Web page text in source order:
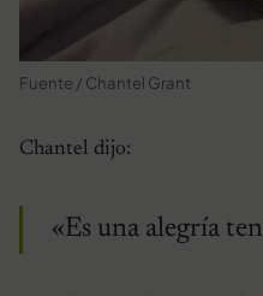
Fuente / Chantel Grant
Chantel dijo:
«Es una alegría